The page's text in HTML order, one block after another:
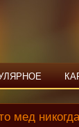
мед